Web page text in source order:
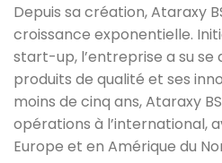
Depuis sa création, Ataraxy
croissance exponentielle.
start-up, l’entreprise a su se
produits de qualité et ses
moins de cinq ans, Ataraxy
opérations à l’international,
Europe et en Amérique du